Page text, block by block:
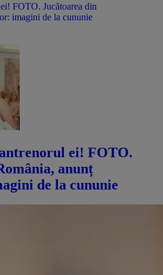
FOTO. Jucătoarea din
imagini de la cununie
ei! FOTO.
anunț
de la cununie